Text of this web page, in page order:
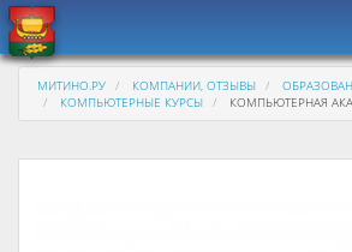
МИТИНО.РУ КОМПАНИИ, ОТЗЫВЫ
КОМПЬЮТЕРНЫЕ КУРСЫ
КОМПЬЮТЕРНАЯ